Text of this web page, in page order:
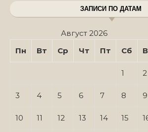
ЗАПИСИ ПО ДАТАМ
Август 2026
Пн
Вт Ср Чт Пт Сб
1 2
3 4 5 6 7 8 9
10 11 12 13 14 15